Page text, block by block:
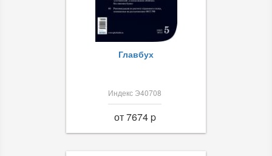
Главбух
Индекс Э40708
от 7674 p